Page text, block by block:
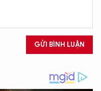
GỬI BÌNH LUẬN